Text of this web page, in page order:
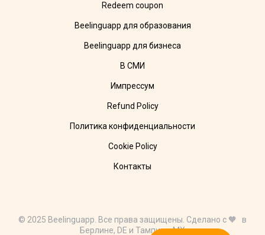
Redeem coupon
Beelinguapp для образования
Beelinguapp для бизнеса
В СМИ
Импрессум
Refund Policy
Политика конфиденциальности
Cookie Policy
Контакты
© 2025 Beelinguapp. Все права защищены. Сделано с 🧡 в
Берлине, DE и Тампико, MX